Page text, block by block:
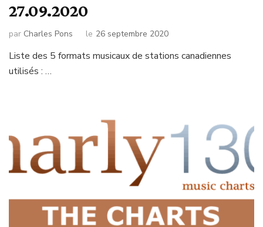
27.09.2020
par Charles Pons le 26 septembre 2020
Liste des 5 formats musicaux de stations canadiennes
utilisés : …